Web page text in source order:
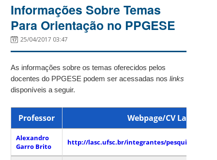
Informações Sobre Temas
Para Orientação no PPGESE
25/04/2017 03:47
As informações sobre os temas oferecidos pelos
docentes do PPGESE podem ser acessadas noslinks
disponíveis a seguir.
Professor Webpage/CV Lattes
Alexandro
Garro Brito
http://lasc.ufsc.br/integrantes/pesquisadores/